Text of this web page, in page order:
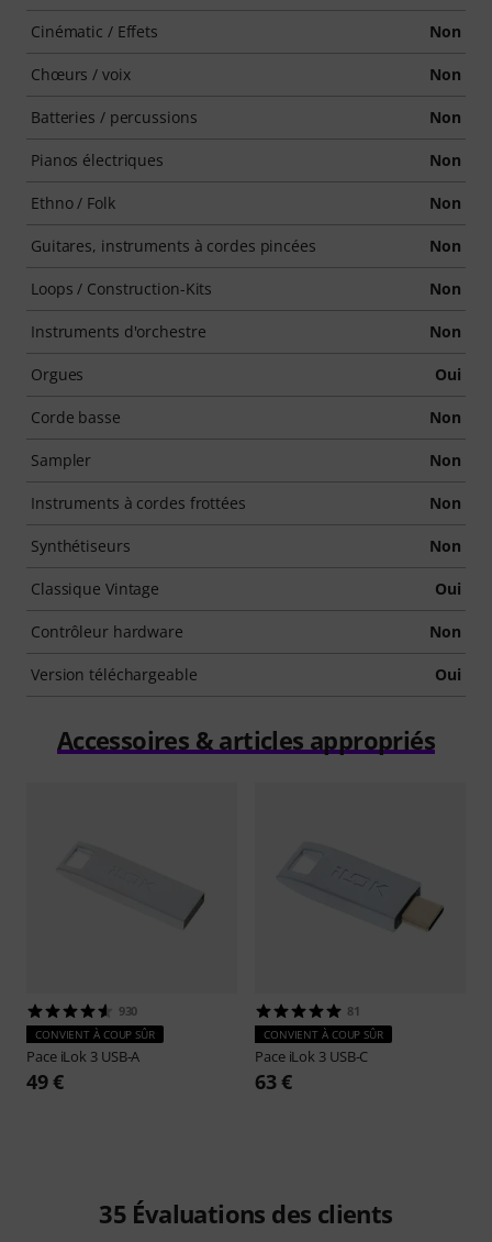
Cinématic / Effets Non
Chœurs / voix Non
Batteries / percussions Non
Pianos électriques Non
Ethno / Folk Non
Guitares, instruments à cordes pincées Non
Loops / Construction-Kits Non
Instruments d'orchestre Non
Orgues Oui
Corde basse Non
Sampler Non
Instruments à cordes frottées Non
Synthétiseurs Non
Classique Vintage Oui
Contrôleur hardware Non
Version téléchargeable Oui
Accessoires & articles appropriés
930
CONVIENT À COUP SÛR
Pace iLok 3 USB-A
49 €
81
CONVIENT À COUP SÛR
Pace iLok 3 USB-C
63 €
35 Évaluations des clients